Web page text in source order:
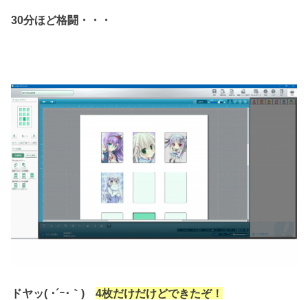
30分ほど格闘・・・
ドヤッ( ･´ｰ･｀)4枚だけだけどできたぞ！